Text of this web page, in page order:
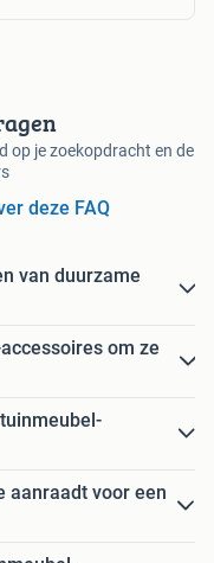
op je zoekopdracht en de
deze FAQ
van duurzame
om ze
aanraadt voor een